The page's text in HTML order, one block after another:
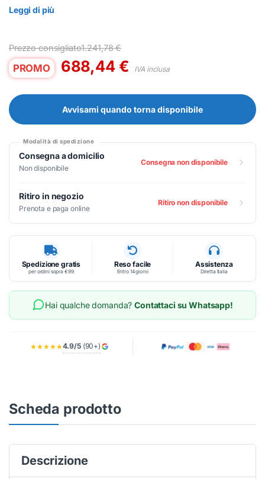
Leggi di più
Prezzo consigliato1.241,78€
PROMO 688,44€ IVA inclusa
Avvisami quando torna disponibile
Modalità di spedizione
Consegna a domicilio
Non disponibile
Consegna non disponibile
Ritiro in negozio
Prenota e paga online
Ritiro non disponibile
Spedizione gratis
per ordini sopra €99
Reso facile
Entro 14 giorni
Assistenza
Diretta Italia
Hai qualche domanda?Contattaci su Whatsapp!
★★★★★4.9/5(90+)
Scheda prodotto
Descrizione